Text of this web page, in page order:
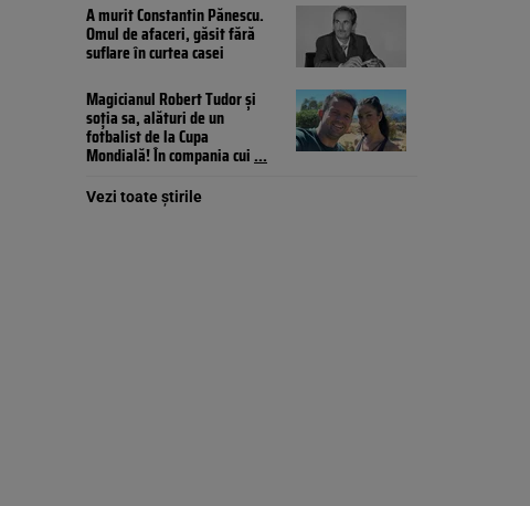
A murit Constantin Pănescu.
Omul de afaceri, găsit fără
suflare în curtea casei
Magicianul Robert Tudor și
soția sa, alături de un
fotbalist de la Cupa
Mondială! În compania cui...
Vezi toate știrile